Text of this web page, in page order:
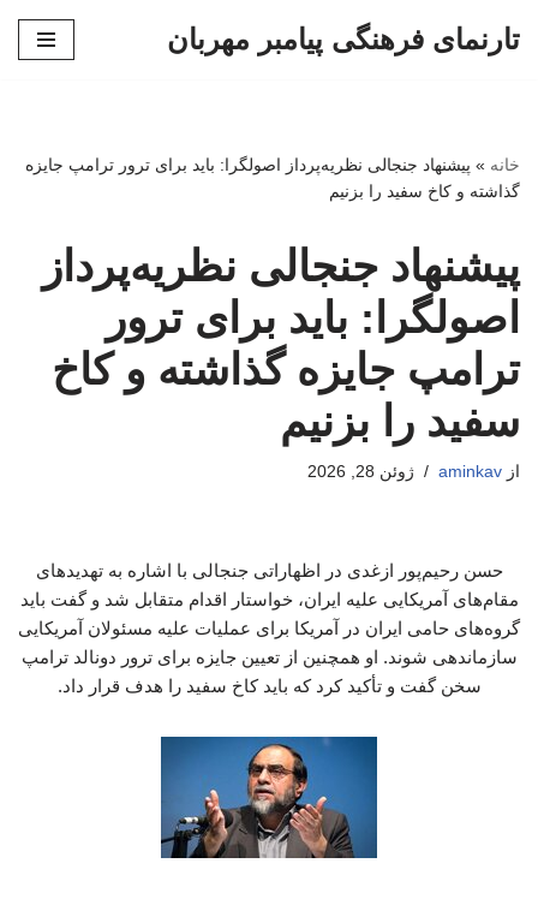
تارنمای فرهنگی پیامبر مهربان
خانه » پیشنهاد جنجالی نظریه‌پرداز اصولگرا: باید برای ترور ترامپ جایزه
گذاشته و کاخ سفید را بزنیم
پیشنهاد جنجالی نظریه‌پرداز
اصولگرا: باید برای ترور
ترامپ جایزه گذاشته و کاخ
سفید را بزنیم
از aminkav ژوئن 28, 2026
حسن رحیم‌پور ازغدی در اظهاراتی جنجالی با اشاره به تهدیدهای
مقام‌های آمریکایی علیه ایران، خواستار اقدام متقابل شد و گفت باید
گروه‌های حامی ایران در آمریکا برای عملیات علیه مسئولان آمریکایی
سازماندهی شوند. او همچنین از تعیین جایزه برای ترور دونالد ترامپ
سخن گفت و تأکید کرد که باید کاخ سفید را هدف قرار داد.